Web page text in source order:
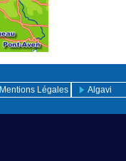
Mentions Légales Algavi